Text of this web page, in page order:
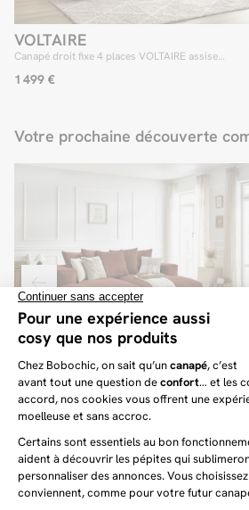
VOLTAIRE
Canapé droit fixe 4 places VOLTAIRE assise
1 499 €
Votre prochaine découverte
VOLTAIRE
Canapé droit fixe 4 places VOLTAIRE assise
profonde
1 499 €
Besoin